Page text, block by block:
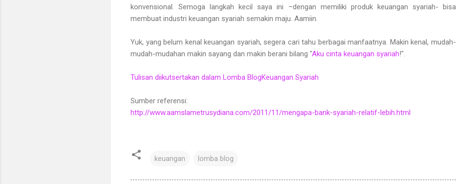
konvensional. Semoga langkah kecil saya ini –dengan memiliki produk keuangan syariah- bisa
membuat industri keuangan syariah semakin maju. Aamiin.
Yuk, yang belum kenal keuangan syariah, segera cari tahu berbagai manfaatnya. Makin kenal, mudah-
mudah-mudahan makin sayang dan makin berani bilang "Aku cinta keuangan syariah!".
Tulisan diikutsertakan dalam Lomba BlogKeuangan Syariah
Sumber referensi:
http://www.aamslametrusydiana.com/2011/11/mengapa-bank-syariah-relatif-lebih.html
keuangan lomba blog